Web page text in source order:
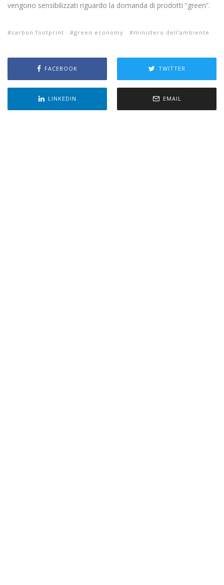
vengono sensibilizzati riguardo la domanda di prodotti “green”.
carbon footprint green economy ministero dell'ambiente
FACEBOOK TWITTER
LINKEDIN EMAIL